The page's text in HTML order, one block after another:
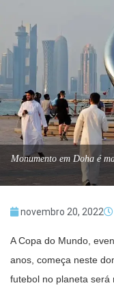
Monumento em Doha é
novembro 20, 2022
A Copa do Mundo,
anos, começa neste
futebol no planeta será